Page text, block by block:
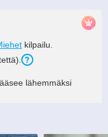
kilpailu.
lähemmäksi